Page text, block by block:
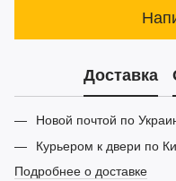
Доставка
Новой почтой по
Курьером к двери по
Подробнее о доставке